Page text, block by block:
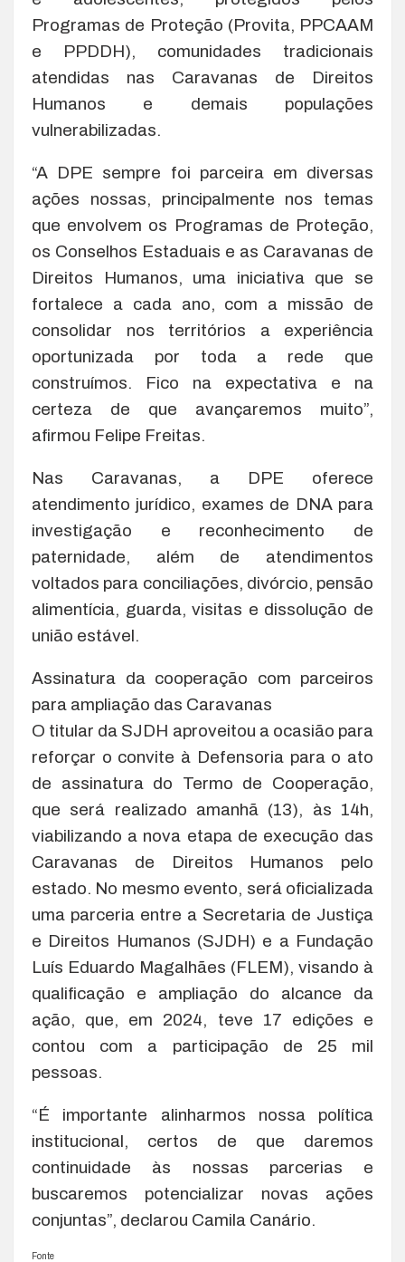
Programas de Proteção (Provita, PPCAAM
e PPDDH), comunidades tradicionais
atendidas nas Caravanas de Direitos
Humanos e demais populações
vulnerabilizadas.
“A DPE sempre foi parceira em diversas
ações nossas, principalmente nos temas
que envolvem os Programas de Proteção,
os Conselhos Estaduais e as Caravanas de
Direitos Humanos, uma iniciativa que se
fortalece a cada ano, com a missão de
consolidar nos territórios a experiência
oportunizada por toda a rede que
construímos. Fico na expectativa e na
certeza de que avançaremos muito”,
afirmou Felipe Freitas.
Nas Caravanas, a DPE oferece
atendimento jurídico, exames de DNA para
investigação e reconhecimento de
paternidade, além de atendimentos
voltados para conciliações, divórcio, pensão
alimentícia, guarda, visitas e dissolução de
união estável.
Assinatura da cooperação com parceiros
para ampliação das Caravanas
O titular da SJDH aproveitou a ocasião para
reforçar o convite à Defensoria para o ato
de assinatura do Termo de Cooperação,
que será realizado amanhã (13), às 14h,
viabilizando a nova etapa de execução das
Caravanas de Direitos Humanos pelo
estado. No mesmo evento, será oficializada
uma parceria entre a Secretaria de Justiça
e Direitos Humanos (SJDH) e a Fundação
Luís Eduardo Magalhães (FLEM), visando à
qualificação e ampliação do alcance da
ação, que, em 2024, teve 17 edições e
contou com a participação de 25 mil
pessoas.
“É importante alinharmos nossa política
institucional, certos de que daremos
continuidade às nossas parcerias e
buscaremos potencializar novas ações
conjuntas”, declarou Camila Canário.
Fonte